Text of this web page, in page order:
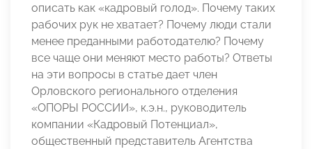
описать как «кадровый голод». Почему таких
рабочих рук не хватает? Почему люди стали
менее преданными работодателю? Почему
все чаще они меняют место работы? Ответы
на эти вопросы в статье дает член
Орловского регионального отделения
«ОПОРЫ РОССИИ», к.э.н., руководитель
компании «Кадровый Потенциал»,
общественный представитель Агентства